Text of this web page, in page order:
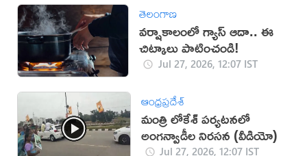
తెలంగాణ
వర్షాకాలంలో గ్యాస్ ఆదా.. ఈ
చిట్కాలు పాటించండి!
Jul 27, 2026, 12:07 IST
ఆంధ్రప్రదేశ్
మంత్రి లోకేశ్ పర్యటనలో
అంగన్వాడీల నిరసన (వీడియో)
Jul 27, 2026, 12:07 IST